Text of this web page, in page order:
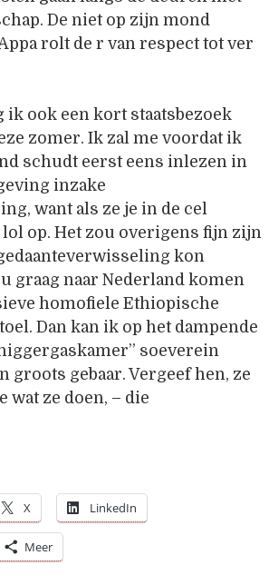
De niet op zijn mond
rolt de r van respect tot ver
ook een kort staatsbezoek
zomer. Ik zal me voordat ik
schudt eerst eens inlezen in
inzake
want als ze je in de cel
op. Het zou overigens fijn zijn
kon
graag naar Nederland komen
homofiele Ethiopische
Dan kan ik op het dampende
soeverein
groots gebaar. Vergeef hen, ze
wat ze doen, – die
X LinkedIn
Meer